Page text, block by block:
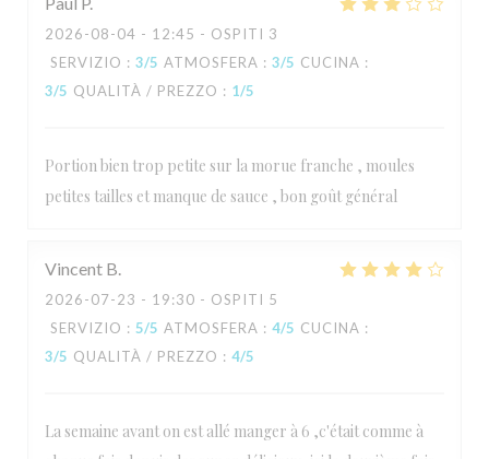
2026-08-04 - 12:45 - OSPITI 3
SERVIZIO : 3/5 ATMOSFERA : 3/5 CUCINA :
3/5 QUALITÀ / PREZZO : 1/5
Portion bien trop petite sur la morue franche , moules
petites tailles et manque de sauce , bon goût général
Vincent B
2026-07-23 - 19:30 - OSPITI 5
SERVIZIO : 5/5 ATMOSFERA : 4/5 CUCINA :
3/5 QUALITÀ / PREZZO : 4/5
La semaine avant on est allé manger à 6 ,c'était comme à